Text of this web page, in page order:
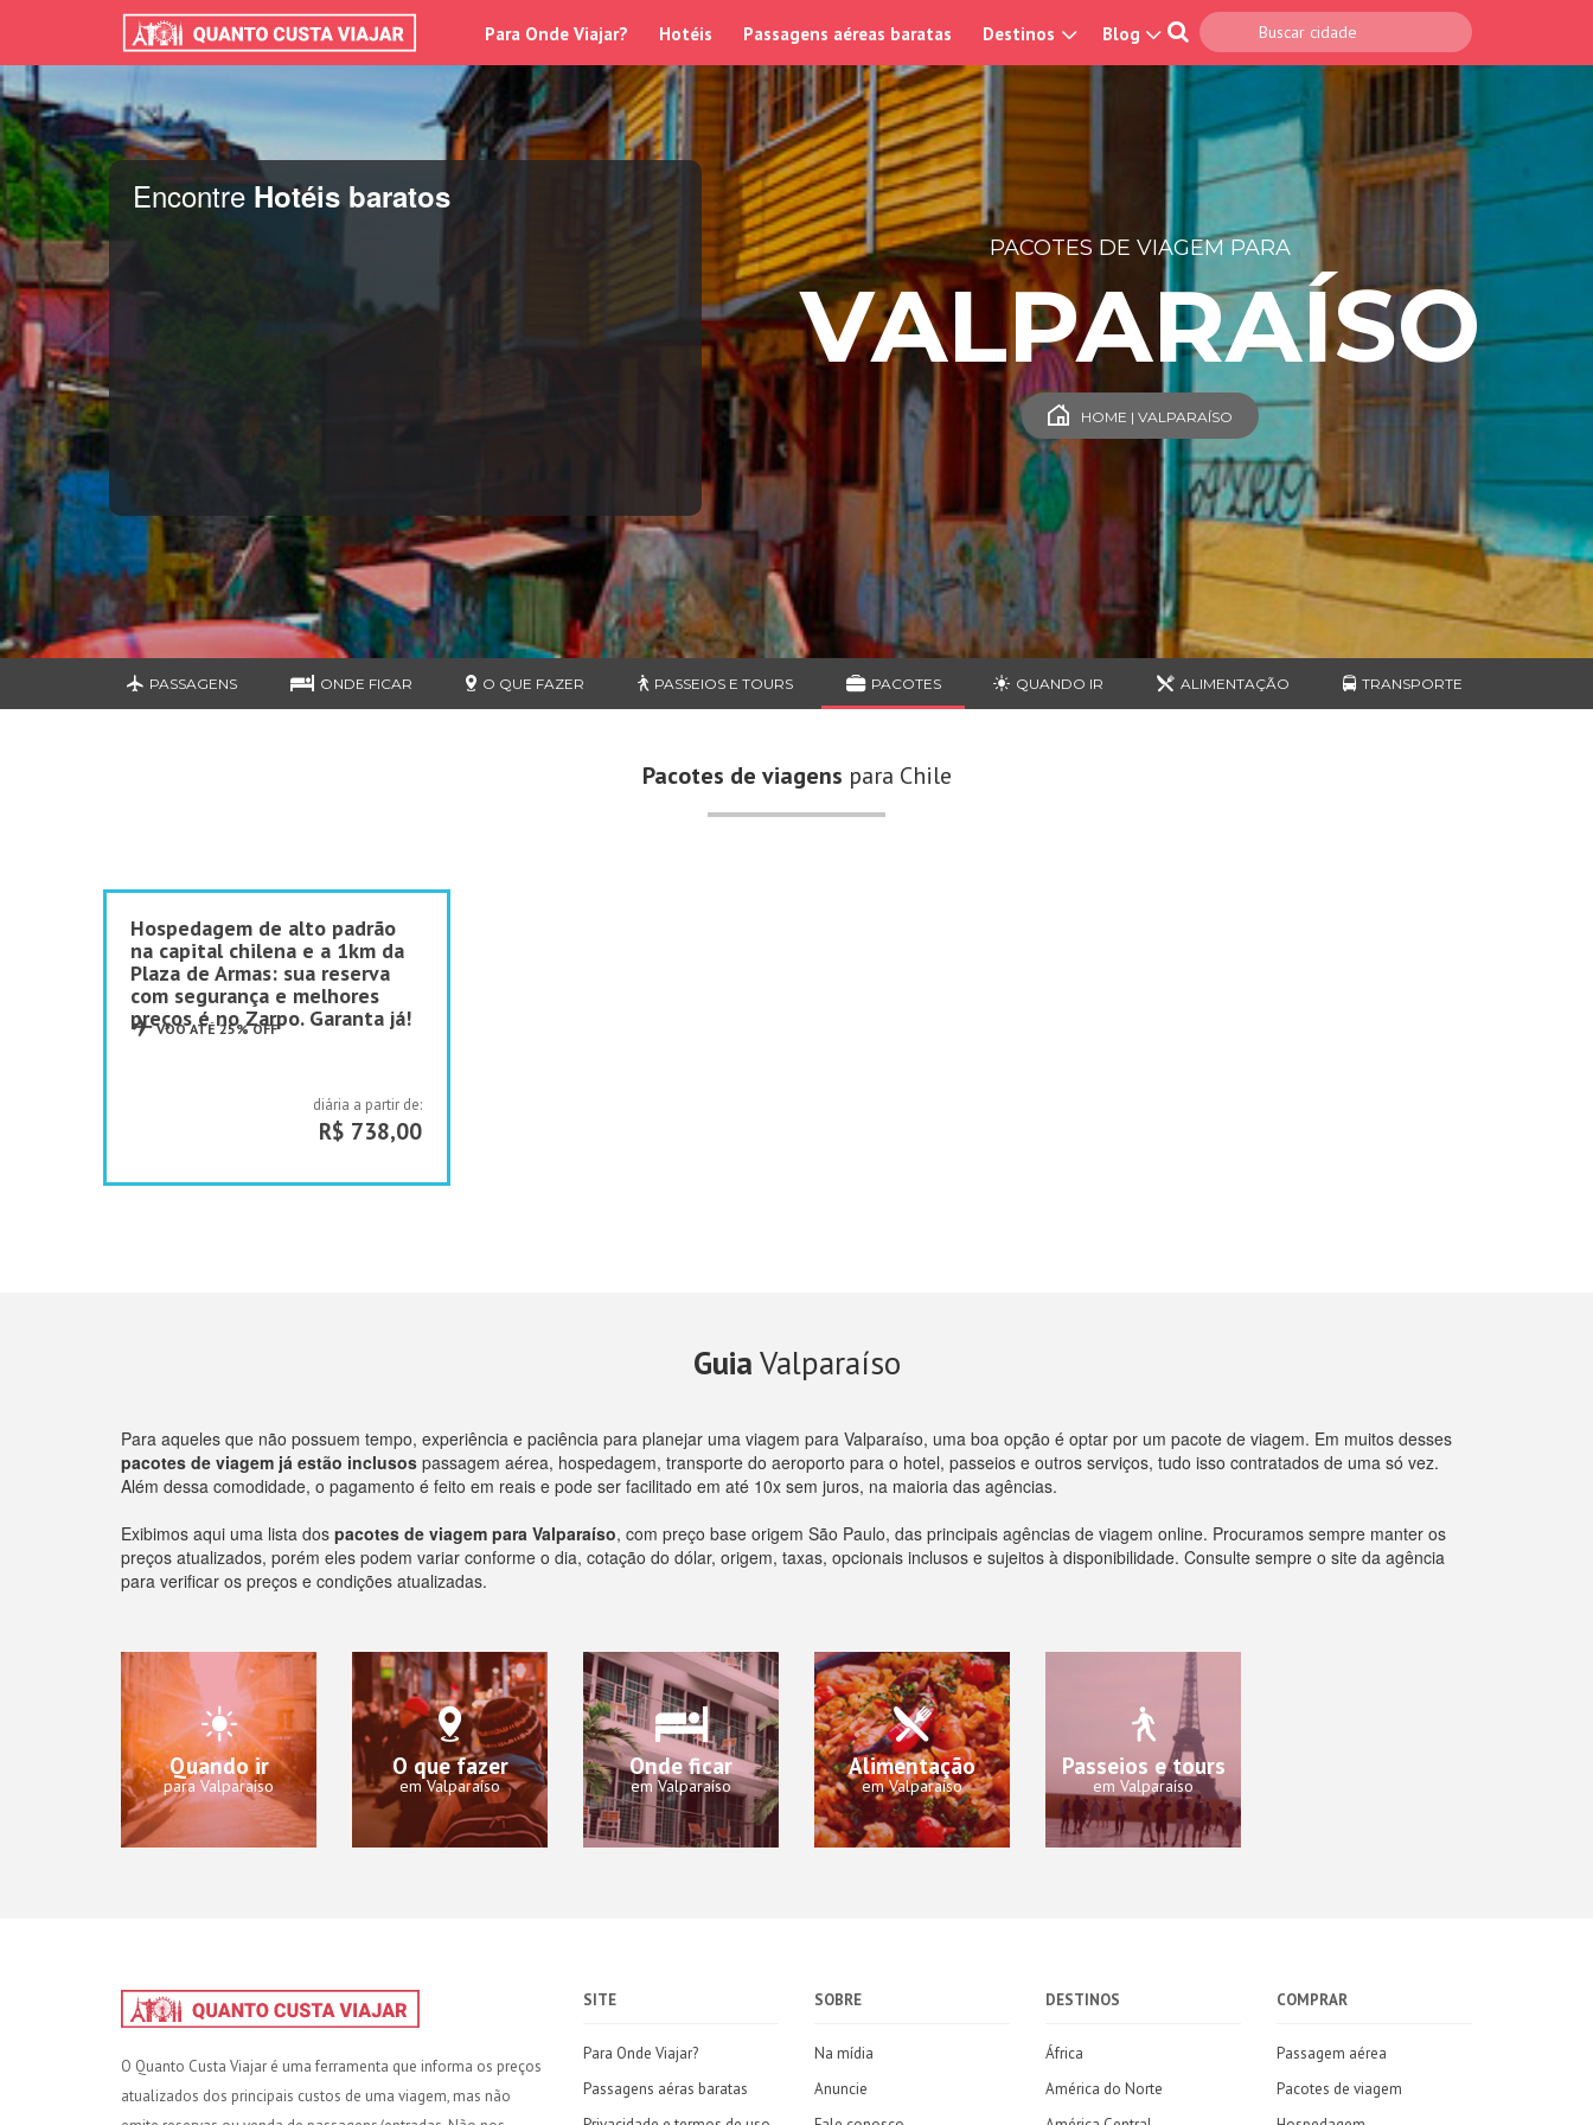
Para Onde Viajar? Hotéis Passagens aéreas baratas Destinos Blog
EncontreHotéis baratos
PACOTES DE VIAGEM PARA
VALPARAÍSO
HOME | VALPARAÍSO
PASSAGENS ONDE FICAR O QUE FAZER PASSEIOS E TOURS PACOTES QUANDO IR ALIMENTAÇÃO TRANSPORTE
Pacotes de viagens para Chile
Hospedagem de alto padrão
na capital chilena e a 1km da
Plaza de Armas: sua reserva
com segurança e melhores
preços é no Zarpo. Garanta já!
VOO ATÉ 25% OFF
diária a partir de:
R$ 738,00
Guia Valparaíso
Para aqueles que não possuem tempo, experiência e paciência para planejar uma viagem para Valparaíso, uma boa opção é optar por um pacote de viagem. Em muitos desses
pacotes de viagem já estão inclusos passagem aérea, hospedagem, transporte do aeroporto para o hotel, passeios e outros serviços, tudo isso contratados de uma só vez.
Além dessa comodidade, o pagamento é feito em reais e pode ser facilitado em até 10x sem juros, na maioria das agências.
Exibimos aqui uma lista dos pacotes de viagem para Valparaíso, com preço base origem São Paulo, das principais agências de viagem online. Procuramos sempre manter os
preços atualizados, porém eles podem variar conforme o dia, cotação do dólar, origem, taxas, opcionais inclusos e sujeitos à disponibilidade. Consulte sempre o site da agência
para verificar os preços e condições atualizadas.
Quando ir
para Valparaíso
O que fazer
em Valparaíso
Onde ficar
em Valparaíso
Alimentação
em Valparaíso
Passeios e tours
em Valparaíso
O Quanto Custa Viajar é uma ferramenta que informa os preços
atualizados dos principais custos de uma viagem, mas não
SITE
Para Onde Viajar?
Passagens aéras baratas
SOBRE
Na mídia
Anuncie
DESTINOS
África
América do Norte
COMPRAR
Passagem aérea
Pacotes de viagem